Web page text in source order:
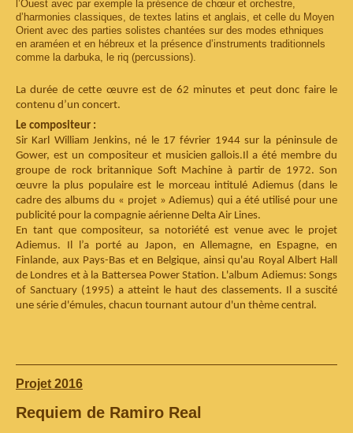
l’Ouest avec par exemple la présence de chœur et orchestre,
d’harmonies classiques, de textes latins et anglais, et celle du Moyen
Orient avec des parties solistes chantées sur des modes ethniques
en araméen et en hébreux et la présence d’instruments traditionnels
comme la darbuka, le riq (percussions).
La durée de cette œuvre est de 62 minutes et peut donc faire le
contenu d’un concert.
Le compositeur :
Sir Karl William Jenkins, né le 17 février 1944 sur la péninsule de
Gower, est un compositeur et musicien gallois.Il a été membre du
groupe de rock britannique Soft Machine à partir de 1972. Son
œuvre la plus populaire est le morceau intitulé Adiemus (dans le
cadre des albums du « projet » Adiemus) qui a été utilisé pour une
publicité pour la compagnie aérienne Delta Air Lines.
En tant que compositeur, sa notoriété est venue avec le projet
Adiemus. Il
l’a porté au Japon, en Allemagne, en Espagne, en
Finlande, aux Pays-Bas et en Belgique, ainsi qu'au Royal Albert Hall
de Londres et à la Battersea Power Station. L'album Adiemus: Songs
of Sanctuary (1995) a atteint le haut des classements. Il a suscité
une série d'émules, chacun tournant autour d'un thème central.
Projet 2016
Requiem de Ramiro Real